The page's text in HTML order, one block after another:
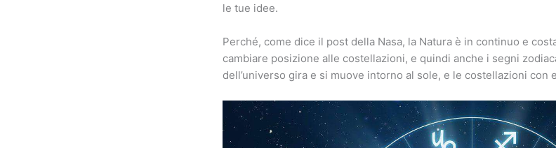
le tue idee.
Perché, come dice il post della Nasa, la Natura è in continuo e
cambiare posizione alle costellazioni, e quindi anche i segni
dell’universo gira e si muove intorno al sole, e le costellazioni con